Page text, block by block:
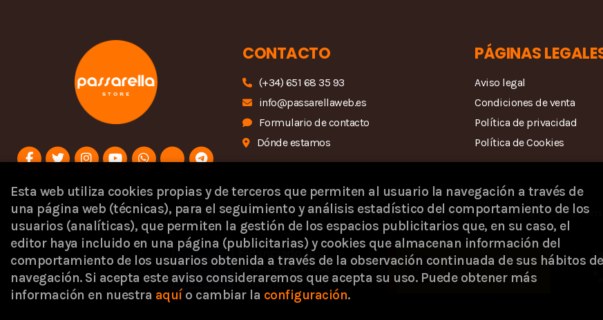
CONTACTO
(+34) 651 68 35 93
info@passarellaweb.es
Formulario de contacto
Dónde estamos
PÁGINAS
Aviso legal
Condiciones de venta
Política de privacidad
Política de Cookies
Proyecto financiado por la Dirección General del Libro y Fomento de la Lectura,
Esta web utiliza cookies propias y de terceros que permiten al usuario la navegación a través de
una página web (técnicas), para el seguimiento y análisis estadístico del comportamiento de los
usuarios (analíticas), que permiten la gestión de los espacios publicitarios que, en su caso, el
editor haya incluido en una página (publicitarias) y cookies que almacenan información del
comportamiento de los usuarios obtenida a través de la observación continuada de sus hábitos de
navegación. Si acepta este aviso consideraremos que acepta su uso. Puede obtener más
información en nuestra aquío cambiar la configuración.